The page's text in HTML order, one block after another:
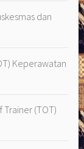
dan
Keperawatan
Trainer (TOT)